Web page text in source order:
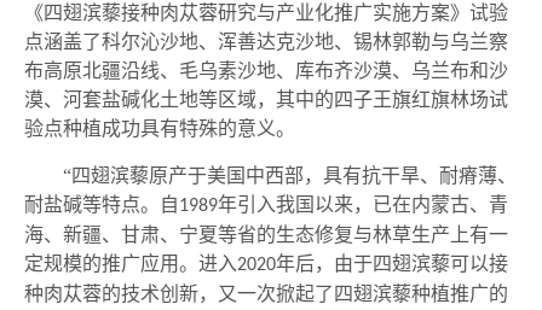
《四翅滨藜接种肉苁蓉研究与产业化推广实施方案》试验
点涵盖了科尔沁沙地、浑善达克沙地、锡林郭勒与乌兰察
布高原北疆沿线、毛乌素沙地、库布齐沙漠、乌兰布和沙
漠、河套盐碱化土地等区域，其中的四子王旗红旗林场试
验点种植成功具有特殊的意义。
“四翅滨藜原产于美国中西部，具有抗干旱、耐瘠薄、
耐盐碱等特点。自1989年引入我国以来，已在内蒙古、青
海、新疆、甘肃、宁夏等省的生态修复与林草生产上有一
定规模的推广应用。进入2020年后，由于四翅滨藜可以接
种肉苁蓉的技术创新，又一次掀起了四翅滨藜种植推广的